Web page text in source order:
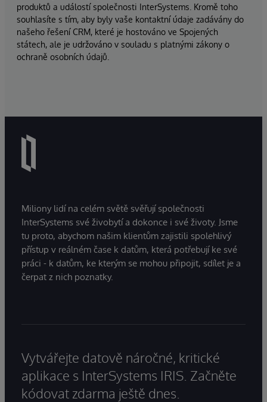
produktů a událostí společnosti InterSystems. Kromě toho
souhlasíte s tím, aby byly vaše kontaktní údaje zadávány do
našeho řešení CRM, které je hostováno ve Spojených
státech, ale je udržováno v souladu s platnými zákony o
ochraně osobních údajů.
Miliony lidí na celém světě svěřují společnosti
InterSystems své živobytí a dokonce i své životy. Jsme
tu proto, abychom našim klientům zajistili spolehlivý
přístup v reálném čase k datům, která potřebují ke své
práci - k datům, ke kterým se mohou připojit, sdílet je a
čerpat z nich poznatky.
Vytvářejte datově náročné, kritické
aplikace s InterSystems IRIS. Začněte
kódovat zdarma ještě dnes.